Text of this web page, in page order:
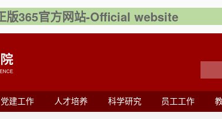
版365官方网站-Official website
党建工作 人才培养 科学研究 员工工作